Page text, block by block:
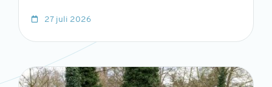
27 juli 2026